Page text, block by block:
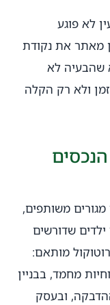
לא פוגע
מאתר את נקודת
שהבעיה לא
ולא רק הקלה
מגורים משותפים,
שדורשים
מותאם:
מחמד, בבניין
ובעסק